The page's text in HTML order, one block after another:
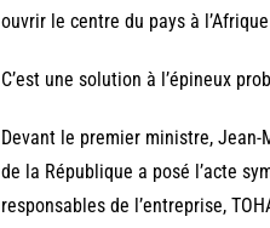
ouvrir le centre du pays à
C’est une solution à l’épineux
Devant le premier ministre,
de la République a posé l’acte
responsables de l’entreprise,